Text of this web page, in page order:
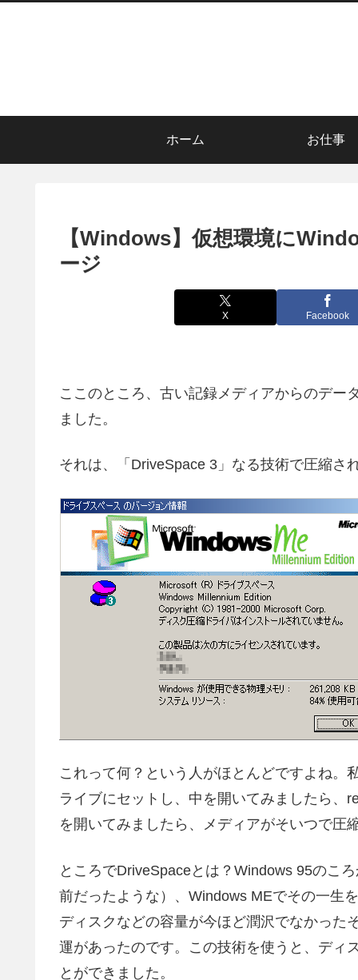
ホーム お仕事
【Windows】仮想環境に
ージ
X Facebook
ここのところ、古い記録メディアからのデー
ました。
それは、「DriveSpace 3」なる技術で圧縮さ
これって何？という人がほとんどですよね。
ライブにセットし、中を開いてみましたら、
を開いてみましたら、メディアがそいつで圧
ところでDriveSpaceとは？Windows 95のこ
前だったような）、Windows MEでその一生
ディスクなどの容量が今ほど潤沢でなかった
運があったのです。この技術を使うと、ディ
とができました。